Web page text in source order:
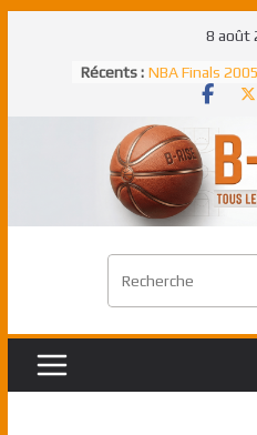
8 août
Récents : NBA Finals
un troisième
NBA Finals
Freek élu MVP
Shai Gilgeous-
match à plus
Pau Gasol
premier
Rudy Gobert,